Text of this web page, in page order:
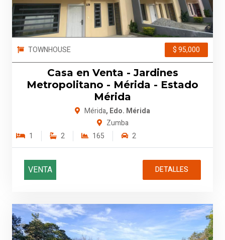
TOWNHOUSE $ 95,000
Casa en Venta - Jardines
Metropolitano - Mérida - Estado
Mérida
Mérida, Edo. Mérida
Zumba
1
2 165 2
VENTA DETALLES